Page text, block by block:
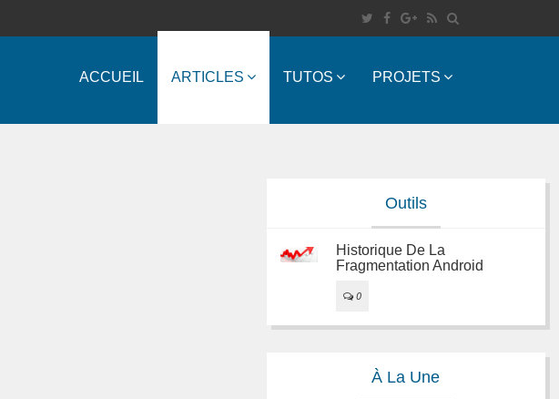
ACCUEIL ARTICLES TUTOS PROJETS
Outils
Historique De La
Fragmentation Android
0
À La Une